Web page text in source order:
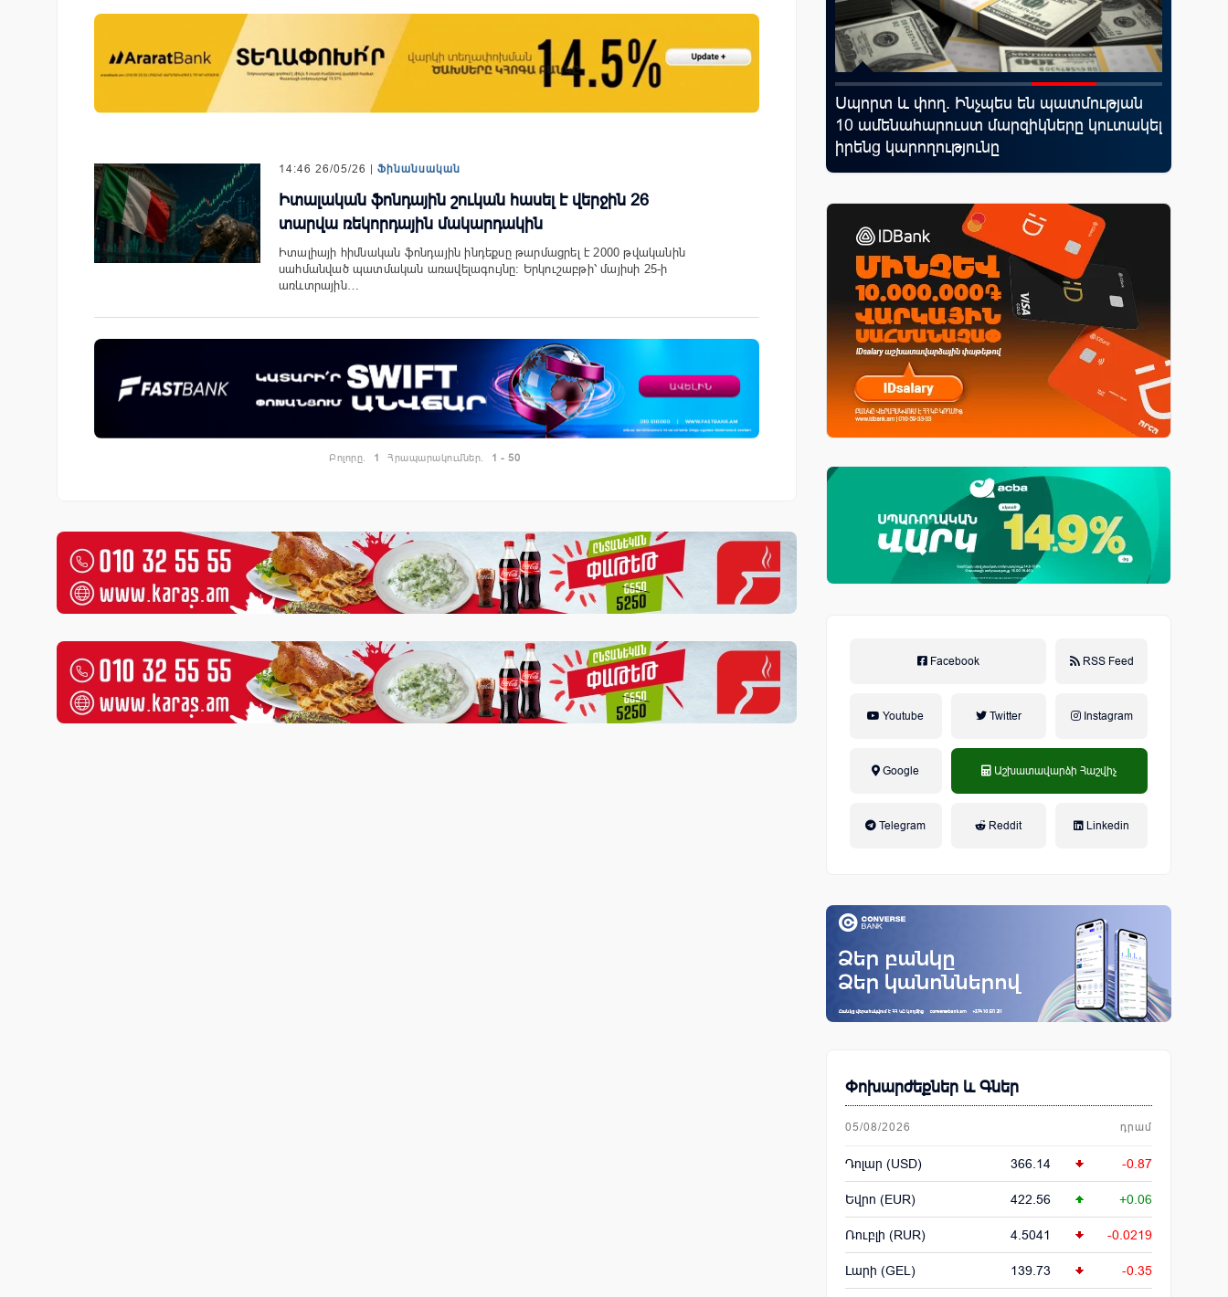
14:46 26/05/26 | Ֆինանսական
Իտալական ֆոնդային շուկան հասել է վերջին 26
տարվա ռեկորդային մակարդակին
Իտալիայի հիմնական ֆոնդային ինդեքսը թարմացրել է 2000 թվականին
սահմանված պատմական առավելագույնը։ Երկուշաբթի՝ մայիսի 25-ի
առևտրային…
Բոլորը. 1 Հրապարակումներ. 1 - 50
արևային
Կոնվերս Բանկը և Visa-ն ընդլայնում են
զարգացման նպատակով
IDBank-ը ներկայացնում է նոր Mastercard
Սպորտ և փող. Ինչպես են պատմության
10 ամենահարուստ մարզիկները կուտակել
իրենց կարողությունը
Facebook RSS Feed
Youtube Twitter Instagram
Google Աշխատավարձի Հաշվիչ
Telegram Reddit Linkedin
Փոխարժեքներ և Գներ
05/08/2026 դրամ
Դոլար (USD) 366.14 -0.87
Եվրո (EUR) 422.56 +0.06
Ռուբլի (RUR) 4.5041 -0.0219
Լարի (GEL) 139.73 -0.35